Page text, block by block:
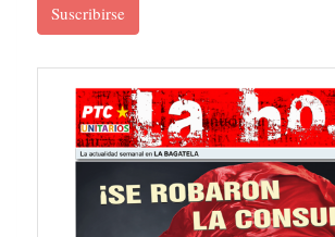
Suscribirse